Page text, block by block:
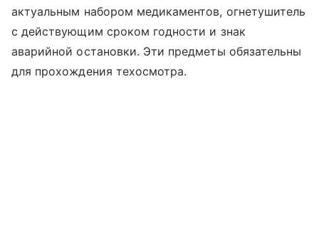
актуальным набором медикаментов, огнетушитель
с действующим сроком годности и знак
аварийной остановки. Эти предметы обязательны
для прохождения техосмотра.